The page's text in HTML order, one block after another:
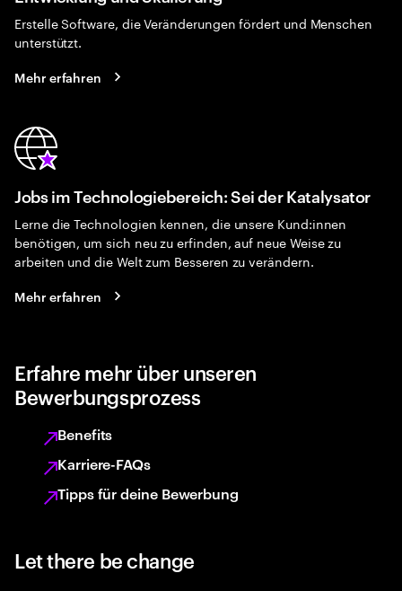
Erstelle Software, die Veränderungen fördert und Menschen
unterstützt.
Mehr erfahren
Jobs im Technologiebereich: Sei der Katalysator
Lerne die Technologien kennen, die unsere Kund:innen
benötigen, um sich neu zu erfinden, auf neue Weise zu
arbeiten und die Welt zum Besseren zu verändern.
Mehr erfahren
Erfahre mehr über unseren
Bewerbungsprozess
Benefits
Karriere-FAQs
Tipps für deine Bewerbung
Let there be change